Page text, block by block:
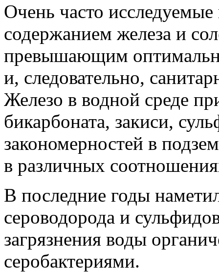
Очень часто
содержанием железа и
превышающим
и, следовательно,
Железо в водной среде
бикарбоната, закиси,
закономерностей в
в различных
В последние годы
сероводорода и
загрязнения воды
серобактериями.